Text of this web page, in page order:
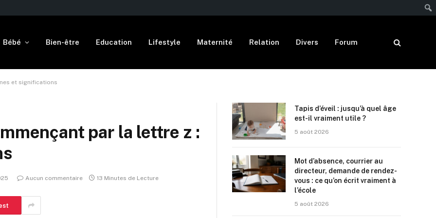
Bébé Bien-être Education Lifestyle Maternité Relation Divers Forum
et significations
par la lettre z :
Aucun commentaire 13 Minutes de Lecture
Tapis d’éveil : jusqu’à quel âge
est-il vraiment utile ?
5 août 2026
Mot d’absence, courrier au
directeur, demande de rendez-
vous : ce qu’on écrit vraiment à
l’école
5 août 2026